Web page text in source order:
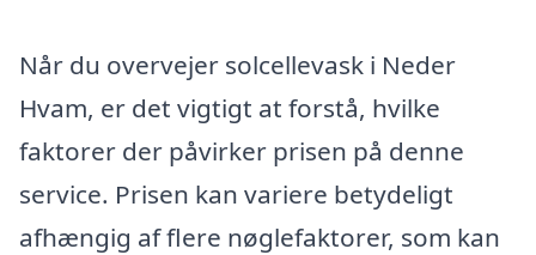
Når du overvejer solcellevask i Neder
Hvam, er det vigtigt at forstå, hvilke
faktorer der påvirker prisen på denne
service. Prisen kan variere betydeligt
afhængig af flere nøglefaktorer, som kan